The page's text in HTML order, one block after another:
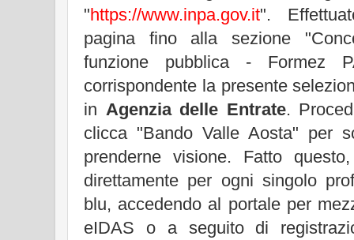
"https://www.inpa.gov.it".
pagina fino alla sezione
funzione pubblica - Formez
corrispondente la presente
in Agenzia delle Entrate.
clicca "Bando Valle Aosta" per
prenderne visione. Fatto
direttamente per ogni singolo
blu, accedendo al portale per
eIDAS o a seguito di